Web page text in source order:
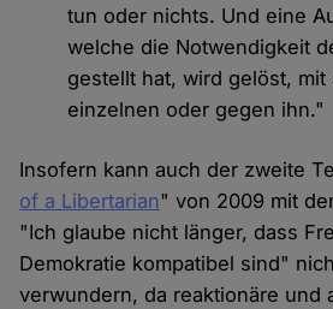
tun oder nichts. Und eine
welche die Notwendigkeit
gestellt hat, wird gelöst, mit
einzelnen oder gegen ihn."
Insofern kann auch der zweite
of a Libertarian" von 2009 mit
"Ich glaube nicht länger, dass
Demokratie kompatibel sind"
verwundern, da reaktionäre und